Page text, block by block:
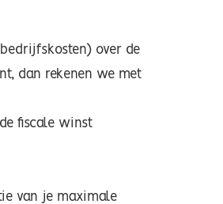
over de
dan rekenen we met
fiscale winst
van je maximale